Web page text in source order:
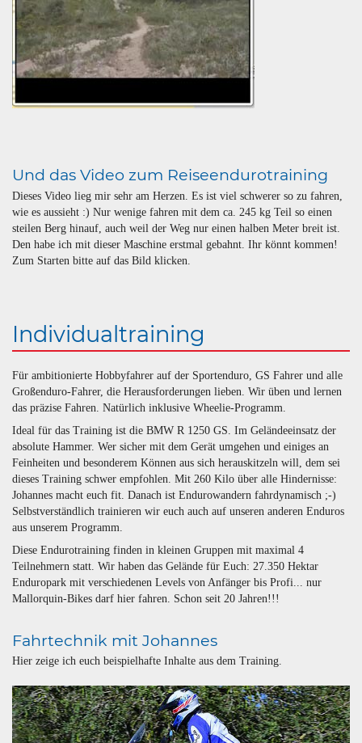
Und das Video zum Reiseendurotraining
Dieses Video lieg mir sehr am Herzen. Es ist viel schwerer so zu fahren,
wie es aussieht :) Nur wenige fahren mit dem ca. 245 kg Teil so einen
steilen Berg hinauf, auch weil der Weg nur einen halben Meter breit ist.
Den habe ich mit dieser Maschine erstmal gebahnt. Ihr könnt kommen!
Zum Starten bitte auf das Bild klicken.
Individualtraining
Für ambitionierte Hobbyfahrer auf der Sportenduro, GS Fahrer und alle
Großenduro-Fahrer, die Herausforderungen lieben. Wir üben und lernen
das präzise Fahren. Natürlich inklusive Wheelie-Programm.
Ideal für das Training ist die BMW R 1250 GS. Im Geländeeinsatz der
absolute Hammer. Wer sicher mit dem Gerät umgehen und einiges an
Feinheiten und besonderem Können aus sich herauskitzeln will, dem sei
dieses Training schwer empfohlen. Mit 260 Kilo über alle Hindernisse:
Johannes macht euch fit. Danach ist Endurowandern fahrdynamisch ;-)
Selbstverständlich trainieren wir euch auch auf unseren anderen Enduros
aus unserem Programm.
Diese Endurotraining finden in kleinen Gruppen mit maximal 4
Teilnehmern statt. Wir haben das Gelände für Euch: 27.350 Hektar
Enduropark mit verschiedenen Levels von Anfänger bis Profi... nur
Mallorquin-Bikes darf hier fahren. Schon seit 20 Jahren!!!
Fahrtechnik mit Johannes
Hier zeige ich euch beispielhafte Inhalte aus dem Training.